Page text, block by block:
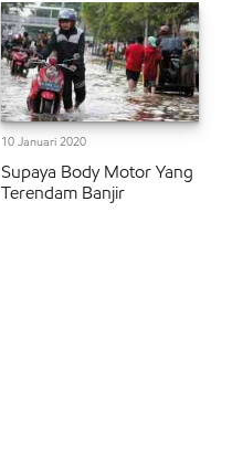
10 Januari 2020
Supaya Body Motor Yang
Terendam Banjir